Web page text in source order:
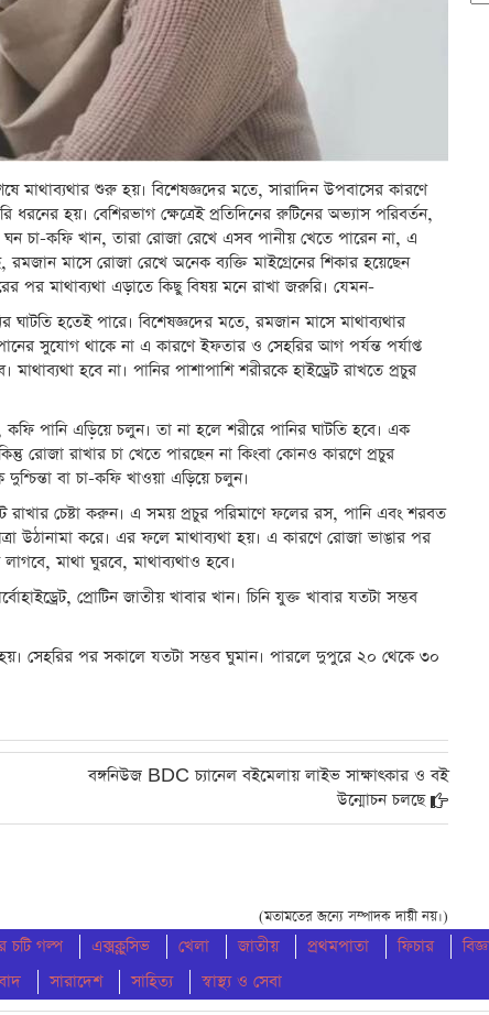
শুরু হয়। বিশেষজ্ঞদের মতে, সারাদিন উপবাসের কারণে
হয়। বেশিরভাগ ক্ষেত্রেই প্রতিদিনের রুটিনের অভ্যাস পরিবর্তন,
ঘন চা-কফি খান, তারা রোজা রেখে এসব পানীয় খেতে পারেন না, এ
মাসে রোজা রেখে অনেক ব্যক্তি মাইগ্রেনের শিকার হয়েছেন
পর মাথাব্যথা এড়াতে কিছু বিষয় মনে রাখা জরুরি। যেমন-
ঘাটতি হতেই পারে। বিশেষজ্ঞদের মতে, রমজান মাসে মাথাব্যথার
সুযোগ থাকে না এ কারণে ইফতার ও সেহরির আগ পর্যন্ত পর্যাপ্ত
হবে না। পানির পাশাপাশি শরীরকে হাইড্রেট রাখতে প্রচুর
পানি এড়িয়ে চলুন। তা না হলে শরীরে পানির ঘাটতি হবে। এক
রোজা রাখার চা খেতে পারছেন না কিংবা কোনও কারণে প্রচুর
বা চা-কফি খাওয়া এড়িয়ে চলুন।
রাখার চেষ্টা করুন। এ সময় প্রচুর পরিমাণে ফলের রস, পানি এবং শরবত
উঠানামা করে। এর ফলে মাথাব্যথা হয়। এ কারণে রোজা ভাঙার পর
লাগবে, মাথা ঘুরবে, মাথাব্যথাও হবে।
প্রোটিন জাতীয় খাবার খান। চিনি যুক্ত খাবার যতটা সম্ভব
হয়। সেহরির পর সকালে যতটা সম্ভব ঘুমান। পারলে দুপুরে ২০ থেকে ৩০
বঙ্গনিউজ BDC চ্যানেল বইমেলায় লাইভ সাক্ষাৎকার ও বই
উন্মোচন চলছে
(মতামতের জন্যে সম্পাদক দায়ী নয়।)
চটি গল্প এক্সক্লুসিভ খেলা জাতীয় প্রথমপাতা ফিচার
সারাদেশ সাহিত্য স্বাস্থ্য ও সেবা